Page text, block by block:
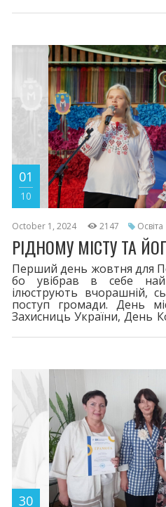
01
10
October 1, 2024 2147 Освіта
РІДНОМУ МІСТУ ТА
Перший день жовтня для
бо увібрав в себе
ілюструють вчорашній,
поступ громади. День
Захисниць України, День
любов до рідної землі!
30